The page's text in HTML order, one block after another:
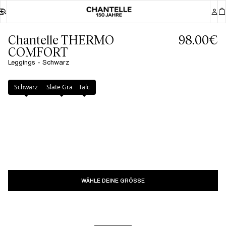
Chantelle THERMO
COMFORT
Leggings - Schwarz
98.00€
Farbe: Schwarz
Schwarz Slate Grau Talc
WÄHLE DEINE GRÖSSE